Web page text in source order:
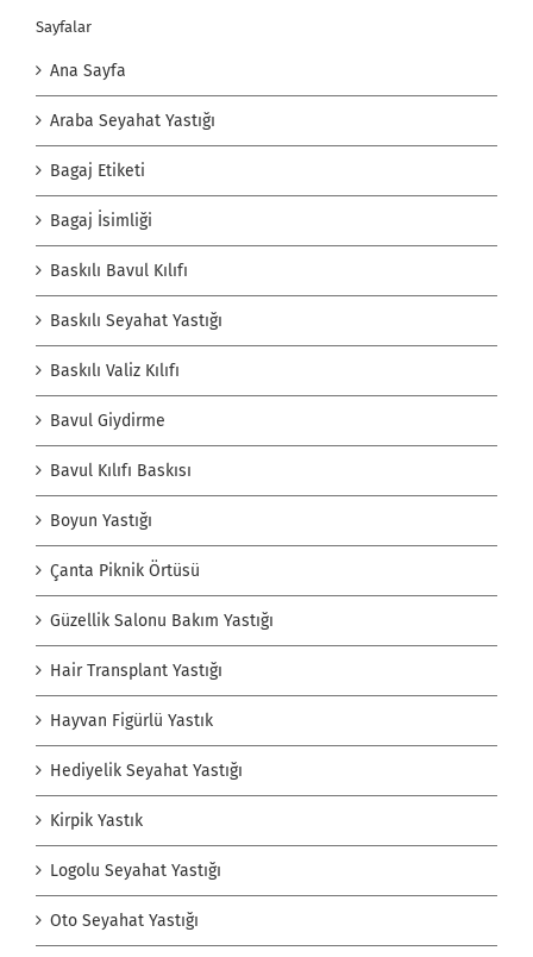
Sayfalar
Ana Sayfa
Araba Seyahat Yastığı
Bagaj Etiketi
Bagaj İsimliği
Baskılı Bavul Kılıfı
Baskılı Seyahat Yastığı
Baskılı Valiz Kılıfı
Bavul Giydirme
Bavul Kılıfı Baskısı
Boyun Yastığı
Çanta Piknik Örtüsü
Güzellik Salonu Bakım Yastığı
Hair Transplant Yastığı
Hayvan Figürlü Yastık
Hediyelik Seyahat Yastığı
Kirpik Yastık
Logolu Seyahat Yastığı
Oto Seyahat Yastığı